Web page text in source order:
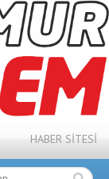
HABER SİTESİ